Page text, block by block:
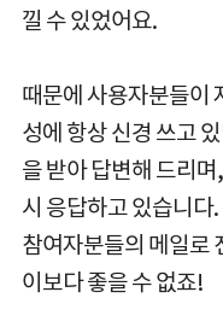
낄 수 있었어요.
때문에 사용자분들이
성에 항상 신경 쓰고
을 받아 답변해 드리
시 응답하고 있습니다
참여자분들의 메일로
이보다 좋을 수 없죠!